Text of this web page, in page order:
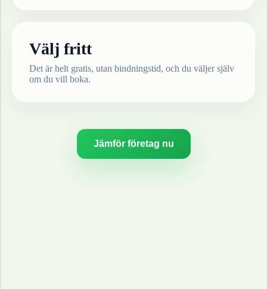
Välj fritt
Det är helt gratis, utan bindningstid, och du väljer själv
om du vill boka.
Jämför företag nu